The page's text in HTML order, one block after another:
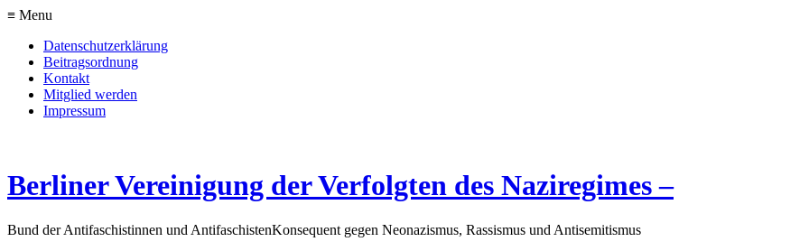
≡ Menu
Datenschutzerklärung
Beitragsordnung
Kontakt
Mitglied werden
Impressum
Berliner Vereinigung der Verfolgten des Naziregimes –
Bund der Antifaschistinnen und AntifaschistenKonsequent gegen Neonazismus, Rassismus und Antisemitismus